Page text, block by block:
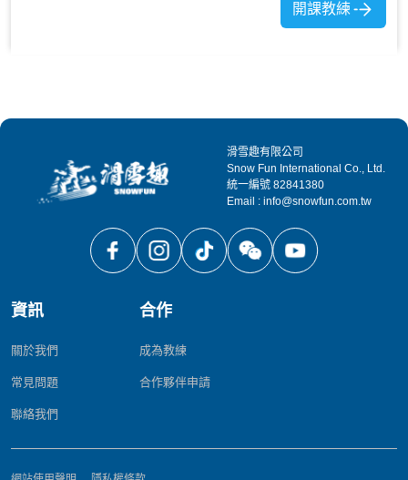
開課教練
滑雪趣有限公司
Snow Fun International Co., Ltd.
統一編號 82841380
Email : info@snowfun.com.tw
資訊
關於我們
常見問題
聯絡我們
合作
成為教練
合作夥伴申請